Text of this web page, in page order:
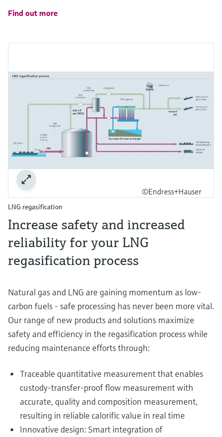
Find out more
©Endress+Hauser
LNG regasification
Increase safety and increased
reliability for your LNG
regasification process
Natural gas and LNG are gaining momentum as low-
carbon fuels - safe processing has never been more vital.
Our range of new products and solutions maximize
safety and efficiency in the regasification process while
reducing maintenance efforts through:
Traceable quantitative measurement that enables
custody-transfer-proof flow measurement with
accurate, quality and composition measurement,
resulting in reliable calorific value in real time
Innovative design: Smart integration of